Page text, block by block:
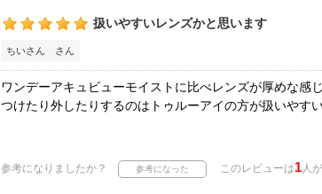
扱いやすいレンズかと思います
ちいさん さん
ワンデーアキュビューモイストに比べレンズが厚めな感
つけたり外したりするのはトゥルーアイの方が扱いやすい
参考になりましたか？ このレビューは1人